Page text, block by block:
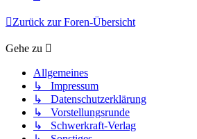
Zurück zur Foren-Übersicht
Gehe zu
Allgemeines
↳ Impressum
↳ Datenschutzerklärung
↳ Vorstellungsrunde
↳ Schwerkraft-Verlag